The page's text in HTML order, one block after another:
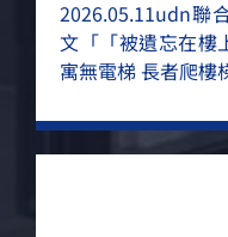
2026.05.11udn聯
文「「被遺忘在樓
寓無電梯 長者爬樓